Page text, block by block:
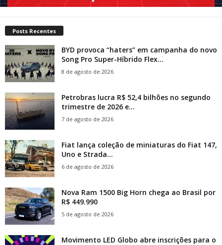
Posts Recentes
BYD provoca “haters” em campanha do novo
Song Pro Super-Híbrido Flex...
8 de agosto de 2026
Petrobras lucra R$ 52,4 bilhões no segundo
trimestre de 2026 e...
7 de agosto de 2026
Fiat lança coleção de miniaturas do Fiat 147,
Uno e Strada...
6 de agosto de 2026
Nova Ram 1500 Big Horn chega ao Brasil por
R$ 449.990
5 de agosto de 2026
Movimento LED Globo abre inscrições para o